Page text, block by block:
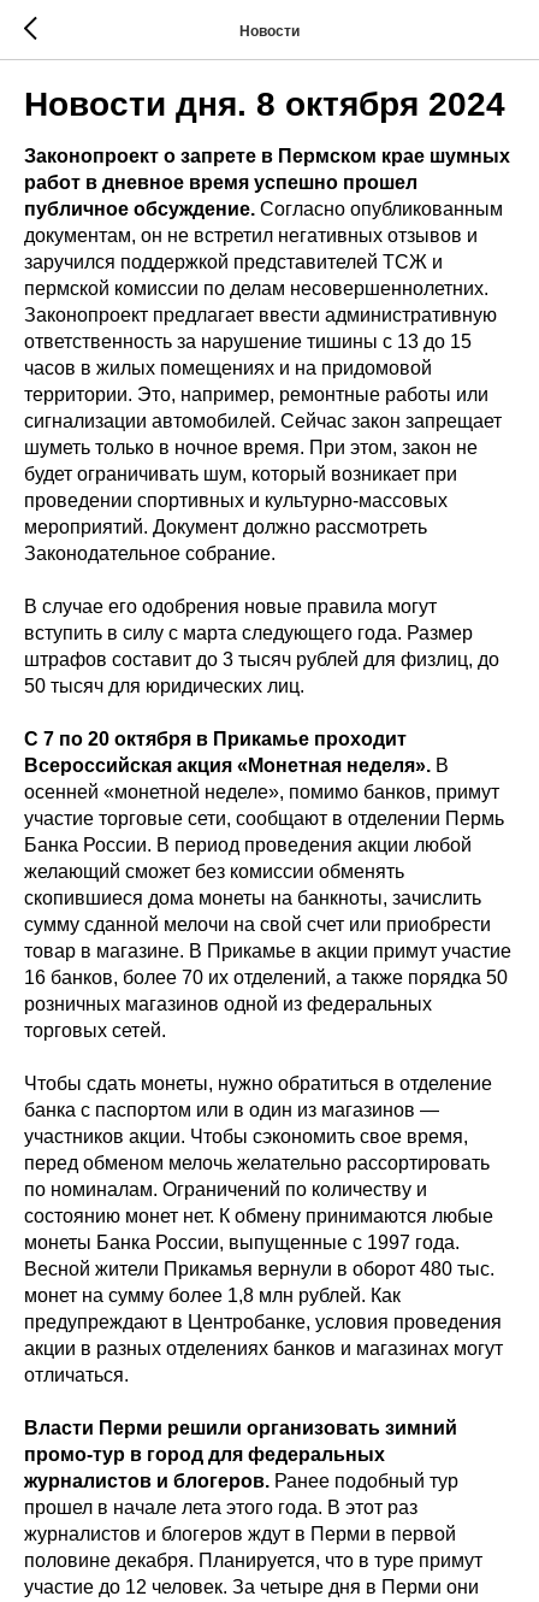
Новости
Новости дня. 8 октября 2024
Законопроект о запрете в Пермском крае шумных
работ в дневное время успешно прошел
публичное обсуждение. Согласно опубликованным
документам, он не встретил негативных отзывов и
заручился поддержкой представителей ТСЖ и
пермской комиссии по делам несовершеннолетних.
Законопроект предлагает ввести административную
ответственность за нарушение тишины с 13 до 15
часов в жилых помещениях и на придомовой
территории. Это, например, ремонтные работы или
сигнализации автомобилей. Сейчас закон запрещает
шуметь только в ночное время. При этом, закон не
будет ограничивать шум, который возникает при
проведении спортивных и культурно-массовых
мероприятий. Документ должно рассмотреть
Законодательное собрание.
В случае его одобрения новые правила могут
вступить в силу с марта следующего года. Размер
штрафов составит до 3 тысяч рублей для физлиц, до
50 тысяч для юридических лиц.
С 7 по 20 октября в Прикамье проходит
Всероссийская акция «Монетная неделя». В
осенней «монетной неделе», помимо банков, примут
участие торговые сети, сообщают в отделении Пермь
Банка России. В период проведения акции любой
желающий сможет без комиссии обменять
скопившиеся дома монеты на банкноты, зачислить
сумму сданной мелочи на свой счет или приобрести
товар в магазине. В Прикамье в акции примут участие
16 банков, более 70 их отделений, а также порядка 50
розничных магазинов одной из федеральных
торговых сетей.
Чтобы сдать монеты, нужно обратиться в отделение
банка с паспортом или в один из магазинов —
участников акции. Чтобы сэкономить свое время,
перед обменом мелочь желательно рассортировать
по номиналам. Ограничений по количеству и
состоянию монет нет. К обмену принимаются любые
монеты Банка России, выпущенные с 1997 года.
Весной жители Прикамья вернули в оборот 480 тыс.
монет на сумму более 1,8 млн рублей. Как
предупреждают в Центробанке, условия проведения
акции в разных отделениях банков и магазинах могут
отличаться.
Власти Перми решили организовать зимний
промо-тур в город для федеральных
журналистов и блогеров. Ранее подобный тур
прошел в начале лета этого года. В этот раз
журналистов и блогеров ждут в Перми в первой
половине декабря. Планируется, что в туре примут
участие до 12 человек. За четыре дня в Перми они